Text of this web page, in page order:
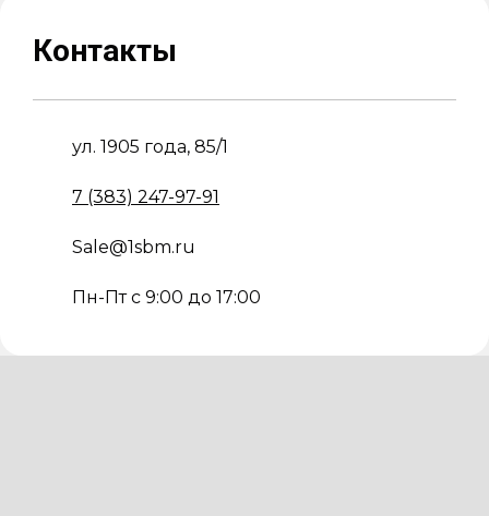
Контакты
ул. 1905 года, 85/1
7 (383) 247-97-91
Sale@1sbm.ru
Пн-Пт с 9:00 до 17:00